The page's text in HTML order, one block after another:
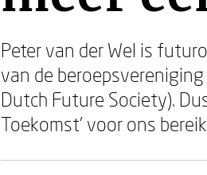
Peter van der Wel is
van de
Dutch Future Society).
Toekomst’ voor ons